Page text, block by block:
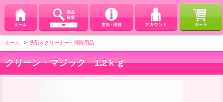
ホーム > 洗剤＆クリーナー・掃除用品
クリーン・マジック 1.2ｋｇ